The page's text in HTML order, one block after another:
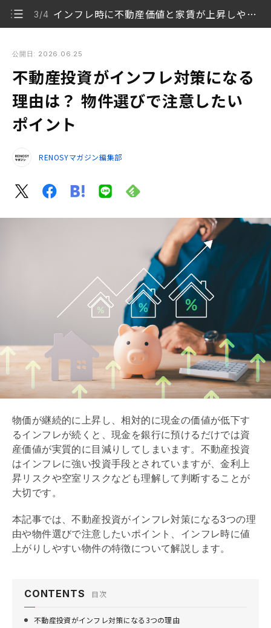
3/4 インフレ時に不動産価値と家賃が上昇しやすい物件は？
いポイント
1/4 不動産投資がインフレ対策になる3つの理由
2/4 インフレ時の物件選びで注意したいポイント
4/4
資を始めよう
公開日: 2026.06.25
不動産投資がインフレ対策になる
理由は？ 物件選びで注意したい
ポイント
RENOSYマガジン編集部
物価が継続的に上昇し、相対的に現金の価値が低下す
るインフレが続くと、現金を銀行に預けるだけでは資
産価値が実質的に目減りしてしまいます。不動産投資
はインフレに強い投資手段とされていますが、金利上
昇リスクや空室リスクなども理解して判断することが
大切です。
本記事では、不動産投資がインフレ対策になる3つの理
由や物件選びで注意したいポイント、インフレ時に値
上がりしやすい物件の特徴について解説します。
CONTENTS 目次
不動産投資がインフレ対策になる3つの理由